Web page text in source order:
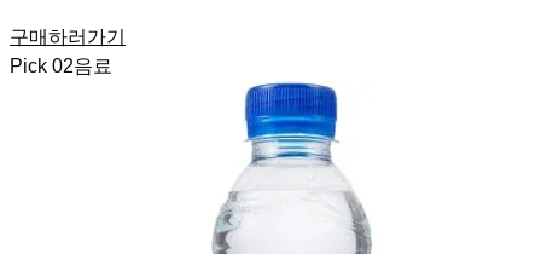
구매하러가기
Pick 02음료